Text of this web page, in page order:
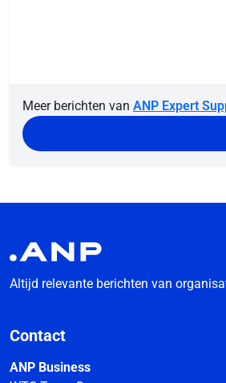
Meer berichten van ANP Expert
Altijd relevante berichten van
Contact
ANP Business